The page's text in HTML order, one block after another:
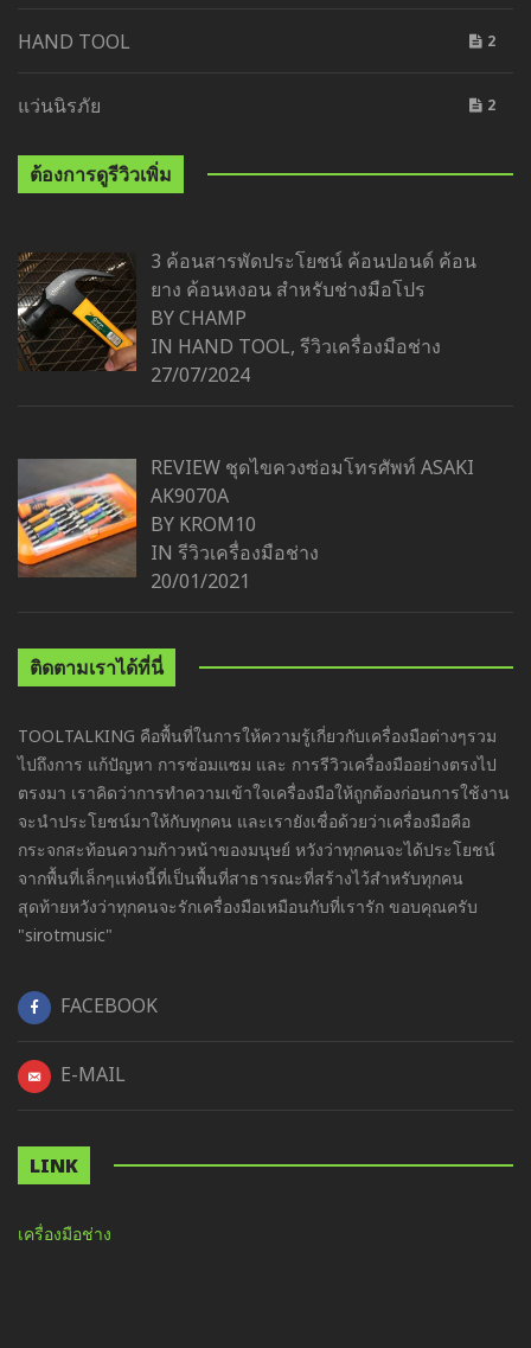
HAND TOOL 2
แว่นนิรภัย 2
ต้องการดูรีวิวเพิ่ม
3 ค้อนสารพัดประโยชน์ ค้อนปอนด์ ค้อน
ยาง ค้อนหงอน สำหรับช่างมือโปร
BY CHAMP
IN HAND TOOL, รีวิวเครื่องมือช่าง
27/07/2024
REVIEW ชุดไขควงซ่อมโทรศัพท์ ASAKI
AK9070A
BY KROM10
IN รีวิวเครื่องมือช่าง
20/01/2021
ติดตามเราได้ที่นี่
TOOLTALKING คือพื้นที่ในการให้ความรู้เกี่ยวกับเครื่องมือต่างๆรวม
ไปถึงการ แก้ปัญหา การซ่อมแซม และ การรีวิวเครื่องมืออย่างตรงไป
ตรงมา เราคิดว่าการทำความเข้าใจเครื่องมือให้ถูกต้องก่อนการใช้งาน
จะนำประโยชน์มาให้กับทุกคน และเรายังเชื่อด้วยว่าเครื่องมือคือ
กระจกสะท้อนความก้าวหน้าของมนุษย์ หวังว่าทุกคนจะได้ประโยชน์
จากพื้นที่เล็กๆแห่งนี้ที่เป็นพื้นที่สาธารณะที่สร้างไว้สำหรับทุกคน
สุดท้ายหวังว่าทุกคนจะรักเครื่องมือเหมือนกับที่เรารัก ขอบคุณครับ
"sirotmusic"
FACEBOOK
E-MAIL
LINK
เครื่องมือช่าง